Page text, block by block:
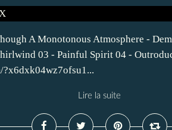
A Monotonous Atmosphere -
03 - Painful Spirit 04 -
Lire la suite